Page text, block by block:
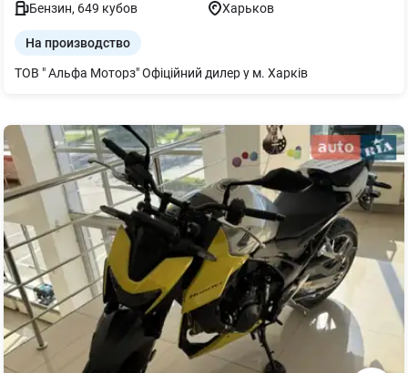
Бензин, 649 кубов Харьков
На производство
ТОВ " Альфа Моторз" Офіційний дилер у м. Харків